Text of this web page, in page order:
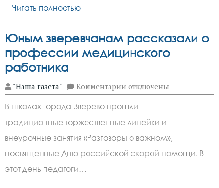
Читать полностью
Юным зверевчанам рассказали о
профессии медицинского
работника
"Наша газета" Комментарии к
записи
зверевчанам
рассказали
о
профессии
медицинского
работника
отключены
В школах города Зверево прошли
традиционные торжественные линейки и
внеурочные занятия «Разговоры о важном»,
посвященные Дню российской скорой помощи. В
этот день педагоги…